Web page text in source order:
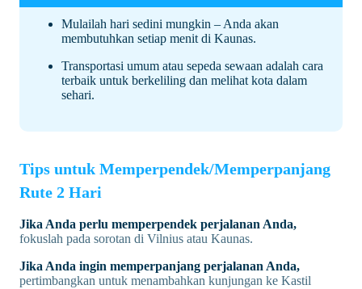
Mulailah hari sedini mungkin – Anda akan
membutuhkan setiap menit di Kaunas.
Transportasi umum atau sepeda sewaan adalah cara
terbaik untuk berkeliling dan melihat kota dalam
sehari.
Tips untuk Memperpendek/Memperpanjang
Rute 2 Hari
Jika Anda perlu memperpendek perjalanan Anda,
fokuslah pada sorotan di Vilnius atau Kaunas.
Jika Anda ingin memperpanjang perjalanan Anda,
pertimbangkan untuk menambahkan kunjungan ke Kastil